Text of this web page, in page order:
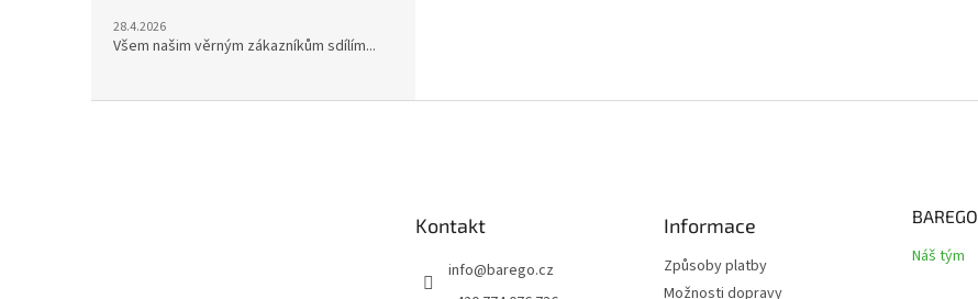
28.4.2026
Všem našim věrným zákazníkům sdílím...
Kontakt
info@barego.cz
Informace
Způsoby platby
Možnosti dopravy
BAREGO
Náš tým